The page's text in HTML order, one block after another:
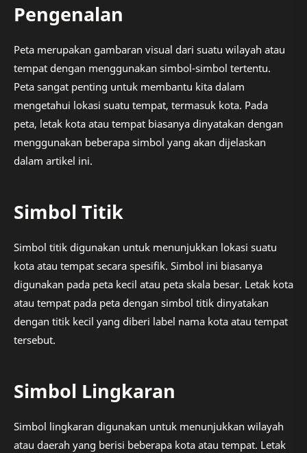
Pengenalan
Peta merupakan gambaran visual dari suatu wilayah atau
tempat dengan menggunakan simbol-simbol tertentu.
Peta sangat penting untuk membantu kita dalam
mengetahui lokasi suatu tempat, termasuk kota. Pada
peta, letak kota atau tempat biasanya dinyatakan dengan
menggunakan beberapa simbol yang akan dijelaskan
dalam artikel ini.
Simbol Titik
Simbol titik digunakan untuk menunjukkan lokasi suatu
kota atau tempat secara spesifik. Simbol ini biasanya
digunakan pada peta kecil atau peta skala besar. Letak kota
atau tempat pada peta dengan simbol titik dinyatakan
dengan titik kecil yang diberi label nama kota atau tempat
tersebut.
Simbol Lingkaran
Simbol lingkaran digunakan untuk menunjukkan wilayah
atau daerah yang berisi beberapa kota atau tempat. Letak